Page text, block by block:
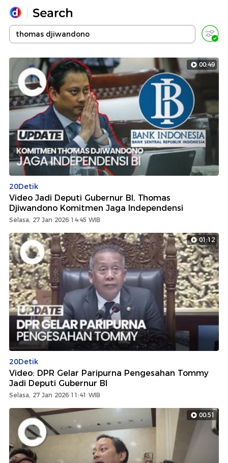
Yang sedang ramai dicari
Loading...
Promoted
Terakhir yang dicari
00:49
20Detik
Video Jadi Deputi Gubernur BI, Thomas
Djiwandono Komitmen Jaga Independensi
Selasa, 27 Jan 2026 14:45 WIB
01:12
20Detik
Video: DPR Gelar Paripurna Pengesahan Tommy
Jadi Deputi Gubernur BI
Selasa, 27 Jan 2026 11:41 WIB
00:51